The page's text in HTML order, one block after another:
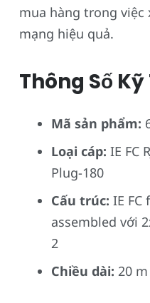
mua hàng trong
mạng hiệu quả.
Thông Số
Mã sản phẩm:
Loại cáp: IE FC
Plug-180
Cấu trúc: IE FC
assembled với
2
Chiều dài: 20 m